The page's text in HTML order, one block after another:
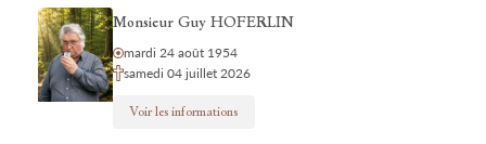
Monsieur Guy HOFERLIN
mardi 24 août 1954
samedi 04 juillet 2026
Voir les informations